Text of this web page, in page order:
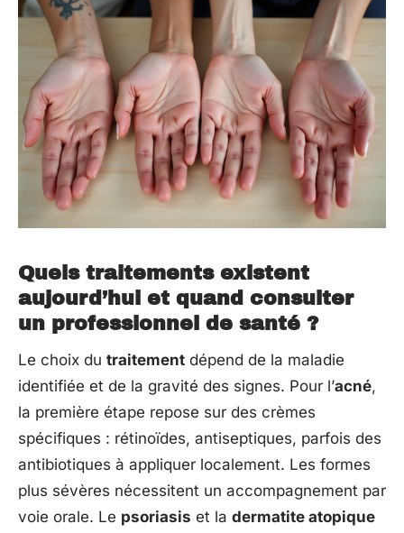
Quels traitements existent
aujourd’hui et quand consulter
un professionnel de santé ?
Le choix du traitement dépend de la maladie
identifiée et de la gravité des signes. Pour l’acné,
la première étape repose sur des crèmes
spécifiques : rétinoïdes, antiseptiques, parfois des
antibiotiques à appliquer localement. Les formes
plus sévères nécessitent un accompagnement par
voie orale. Le psoriasis et la dermatite atopique